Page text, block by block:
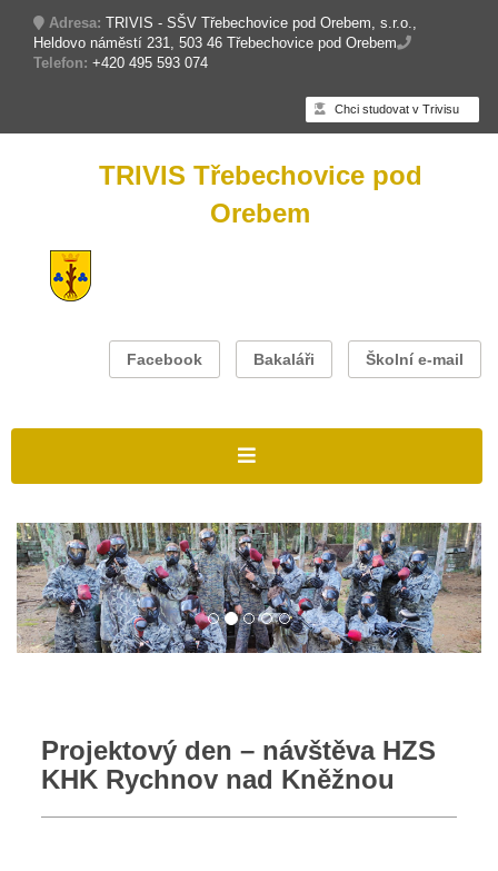
Adresa: TRIVIS - SŠV Třebechovice pod Orebem, s.r.o.,
Heldovo náměstí 231, 503 46 Třebechovice pod Orebem
Telefon: +420 495 593 074
Chci studovat v Trivisu
TRIVIS Třebechovice pod
Orebem
Facebook Bakaláři Školní e-mail
Projektový den – návštěva HZS
KHK Rychnov nad Kněžnou